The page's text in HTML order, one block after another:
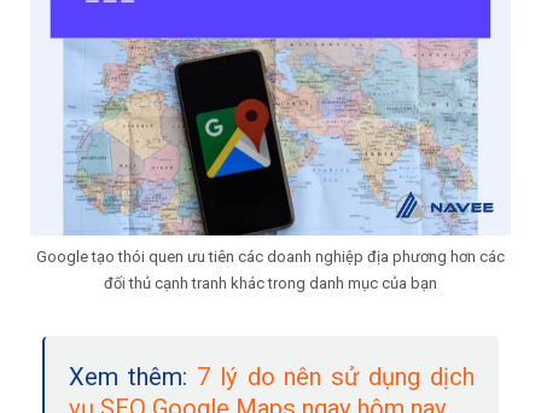
Google tạo thói quen ưu tiên các doanh nghiệp địa phương hơn các
đối thủ cạnh tranh khác trong danh mục của bạn
Xem thêm: 7 lý do nên sử dụng dịch